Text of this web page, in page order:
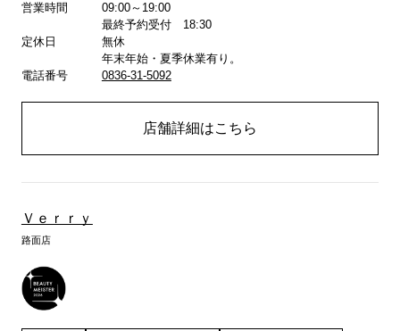
営業時間
09:00～19:00
最終予約受付 18:30
定休日
無休
年末年始・夏季休業有り。
電話番号
0836-31-5092
店舗詳細はこちら
Ｖｅｒｒｙ
路面店